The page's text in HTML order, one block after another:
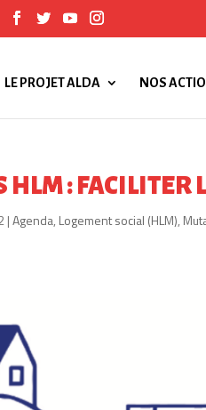
LE PROJET ALDA NOS
HLM : FACILITER
|Agenda, Logement social (HLM),